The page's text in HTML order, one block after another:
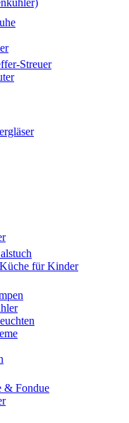
Streuer
für Kinder
& Fondue